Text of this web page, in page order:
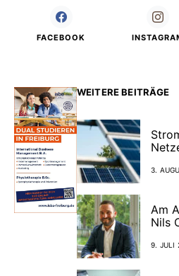
FACEBOOK
WEITERE BEITRÄGE
3.
Am
Nils
9. JULI